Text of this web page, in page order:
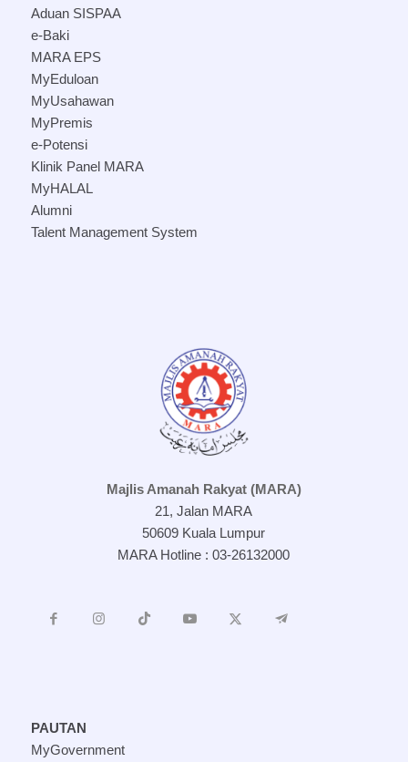
Aduan SISPAA
e-Baki
MARA EPS
MyEduloan
MyUsahawan
MyPremis
e-Potensi
Klinik Panel MARA
MyHALAL
Alumni
Talent Management System
Majlis Amanah Rakyat (MARA)
21, Jalan MARA
50609 Kuala Lumpur
MARA Hotline : 03-26132000
PAUTAN
MyGovernment